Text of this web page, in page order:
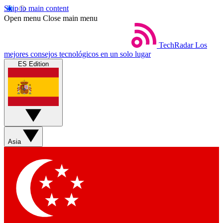
Skip to main content
Open menu Close main menu
TechRadar Los
mejores consejos tecnológicos en un solo lugar
ES Edition
Asia